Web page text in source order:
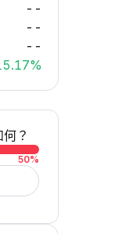
--
--
--
？
50%